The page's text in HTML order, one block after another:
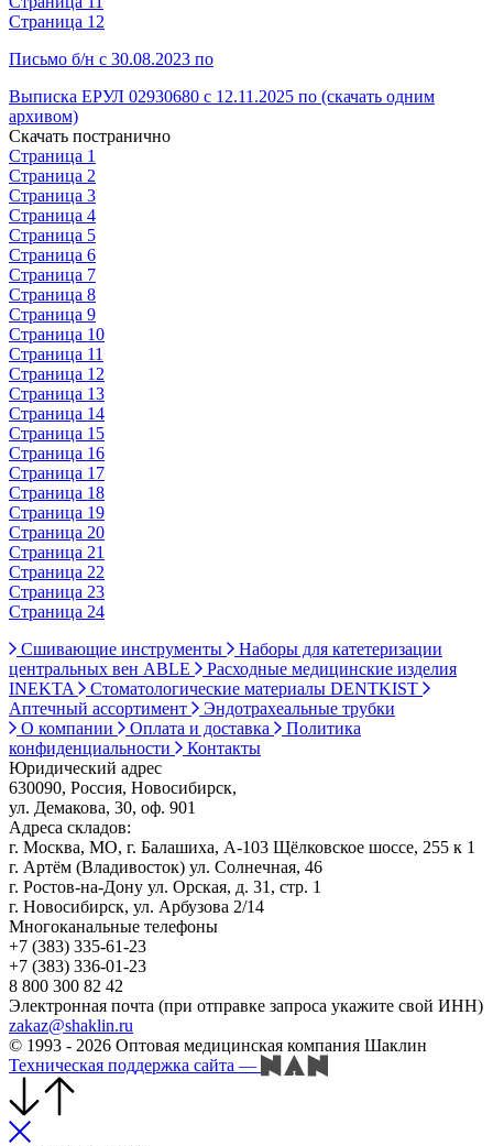
Страница 12
Письмо б/н с 30.08.2023 по
Выписка ЕРУЛ 02930680 с 12.11.2025 по (скачать одним
архивом)
Скачать постранично
Страница 1
Страница 2
Страница 3
Страница 4
Страница 5
Страница 6
Страница 7
Страница 8
Страница 9
Страница 10
Страница 11
Страница 12
Страница 13
Страница 14
Страница 15
Страница 16
Страница 17
Страница 18
Страница 19
Страница 20
Страница 21
Страница 22
Страница 23
Страница 24
Сшивающие инструменты
Наборы для катетеризации
центральных вен ABLE
Расходные медицинские изделия
INEKTA
Стоматологические материалы DENTKIST
Аптечный ассортимент
Эндотрахеальные трубки
О компании
Оплата и доставка
Политика
конфиденциальности
Контакты
Юридический адрес
630090, Россия, Новосибирск,
ул. Демакова, 30, оф. 901
Адреса складов:
г. Москва, МО, г. Балашиха, А-103 Щёлковское шоссе, 255 к 1
г. Артём (Владивосток) ул. Солнечная, 46
г. Ростов-на-Дону ул. Орская, д. 31, стр. 1
г. Новосибирск, ул. Арбузова 2/14
Многоканальные телефоны
+7 (383) 335-61-23
+7 (383) 336-01-23
8 800 300 82 42
Электронная почта (при отправке запроса укажите свой ИНН)
zakaz@shaklin.ru
© 1993 - 2026 Оптовая медицинская компания Шаклин
Техническая поддержка сайта —